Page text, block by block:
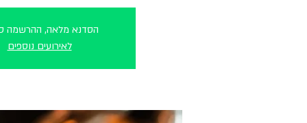
הסדנא מלאה, ההרשמה
לאירועים נוספים